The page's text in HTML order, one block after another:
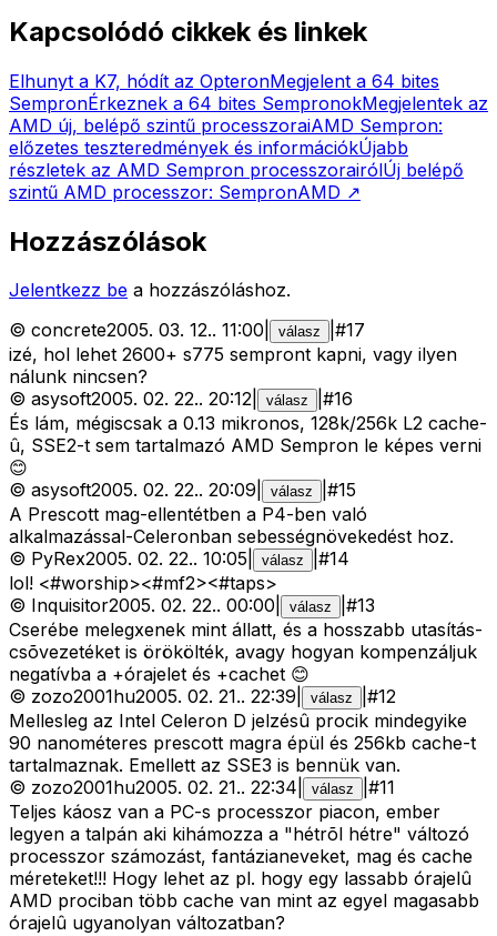
Kapcsolódó cikkek és linkek
Elhunyt a K7, hódít az OpteronMegjelent a 64 bites
SempronÉrkeznek a 64 bites SempronokMegjelentek az
AMD új, belépő szintű processzoraiAMD Sempron:
előzetes teszteredmények és információkÚjabb
részletek az AMD Sempron processzorairólÚj belépő
szintű AMD processzor: SempronAMD ↗
Hozzászólások
Jelentkezz be a hozzászóláshoz.
© concrete2005. 03. 12.. 11:00 válasz #17
izé, hol lehet 2600+ s775 sempront kapni, vagy ilyen
nálunk nincsen?
© asysoft2005. 02. 22.. 20:12 válasz #16
És lám, mégiscsak a 0.13 mikronos, 128k/256k L2 cache-
û, SSE2-t sem tartalmazó AMD Sempron le képes verni
😊
© asysoft2005. 02. 22.. 20:09 válasz #15
A Prescott mag-ellentétben a P4-ben való
alkalmazással-Celeronban sebességnövekedést hoz.
© PyRex2005. 02. 22.. 10:05 válasz #14
lol! <#worship><#mf2><#taps>
© Inquisitor2005. 02. 22.. 00:00 válasz #13
Cserébe melegxenek mint állatt, és a hosszabb utasítás-
csõvezetéket is örökölték, avagy hogyan kompenzáljuk
negatívba a +órajelet és +cachet 😊
© zozo2001hu2005. 02. 21.. 22:39 válasz #12
Mellesleg az Intel Celeron D jelzésû procik mindegyike
90 nanométeres prescott magra épül és 256kb cache-t
tartalmaznak. Emellett az SSE3 is bennük van.
© zozo2001hu2005. 02. 21.. 22:34 válasz #11
Teljes káosz van a PC-s processzor piacon, ember
legyen a talpán aki kihámozza a "hétrõl hétre" változó
processzor számozást, fantázianeveket, mag és cache
méreteket!!! Hogy lehet az pl. hogy egy lassabb órajelû
AMD prociban több cache van mint az egyel magasabb
órajelû ugyanolyan változatban?